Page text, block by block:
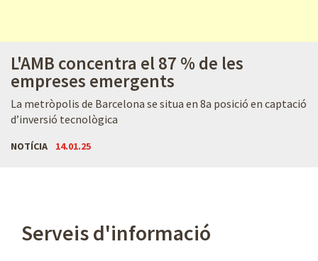
L'AMB concentra el 87 % de les
empreses emergents
La metròpolis de Barcelona se situa en 8a posició en captació
d’inversió tecnològica
NOTÍCIA 14.01.25
Serveis d'informació